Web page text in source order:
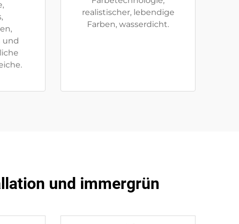
und
realistischer, lebendige
Farben, wasserdicht.
und immergrün